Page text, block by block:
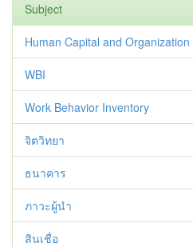
Subject
Human Capital and Organization
WBI
Work Behavior Inventory
จิตวิทยา
ธนาคาร
ภาวะผู้นำ
สินเชื่อ